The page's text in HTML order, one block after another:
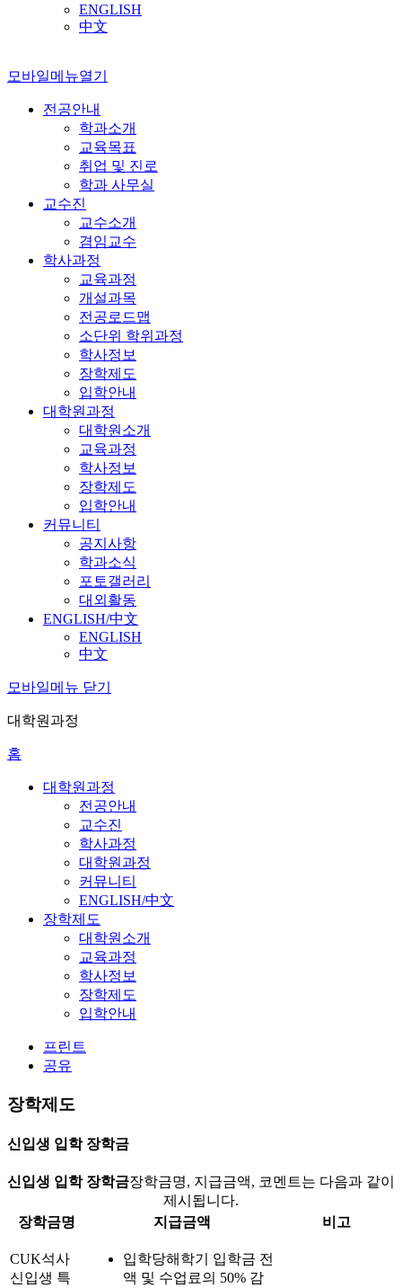
ENGLISH
中文
모바일메뉴열기
전공안내
학과소개
교육목표
취업 및 진로
학과 사무실
교수진
교수소개
겸임교수
학사과정
교육과정
개설과목
전공로드맵
소단위 학위과정
학사정보
장학제도
입학안내
대학원과정
대학원소개
교육과정
학사정보
장학제도
입학안내
커뮤니티
공지사항
학과소식
포토갤러리
대외활동
ENGLISH/中文
ENGLISH
中文
모바일메뉴 닫기
대학원과정
홈
대학원과정
전공안내
교수진
학사과정
대학원과정
커뮤니티
ENGLISH/中文
장학제도
대학원소개
교육과정
학사정보
장학제도
입학안내
프린트
공유
장학제도
신입생 입학 장학금
신입생 입학 장학금장학금명, 지급금액, 코멘트는 다음과 같이
제시됩니다.
장학금명
지급금액 비고
CUK석사
신입생 특
입학당해학기 입학금 전
액 및 수업료의 50% 감